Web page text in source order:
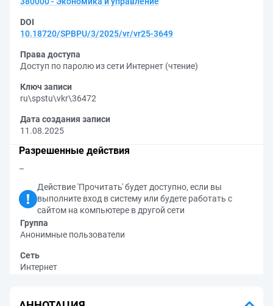
DOI
10.18720/SPBPU/3/2025/vr/vr25-3649
Права доступа
Доступ по паролю из сети Интернет (чтение)
Ключ записи
ru\spstu\vkr\36472
Дата создания записи
11.08.2025
Разрешенные действия
–
Действие 'Прочитать' будет доступно, если вы
выполните вход в систему или будете работать с
сайтом на компьютере в другой сети
Группа
Анонимные пользователи
Сеть
Интернет